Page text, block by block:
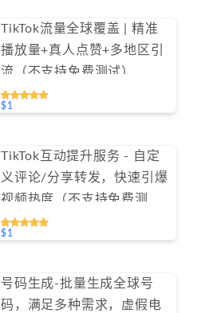
TikTok流量全球覆盖 | 精准
播放量+真人点赞+多地区引
流（不支持免费测试）
$1
TikTok互动提升服务 - 自定
义评论/分享转发，快速引爆
视频热度（不支持免费测
试）
$1
号码生成-批量生成全球号
码，满足多种需求，虚假电